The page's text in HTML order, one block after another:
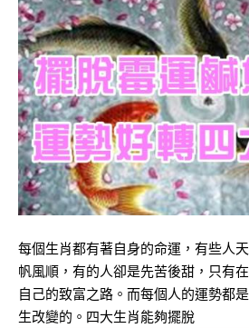
每個生肖都有著自身的命運，有些人
帆風順，有的人卻是先苦後甜，只有
自己的致富之路。而每個人的運勢都
生改變的。四大生肖能夠擺脫